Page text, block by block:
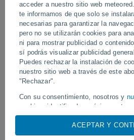
acceder a nuestro sitio web
te informamos de que solo se
necesarias para garantizar la
pero no se utilizarán cookies para
ni para mostrar publicidad o
sí podrás visualizar publicidad
Puedes rechazar la instalación de
nuestro sitio web a través de este
"Rechazar".
Con su consentimiento, nosotros y
cookies, identificadores únicos o
almacenar, acceder y procesar datos
visita en este sitio web, las
identificadores de cookies. Es
ACEPTAR Y
Tornados y lluvias torrenciales en
Pelotas, Brasil.